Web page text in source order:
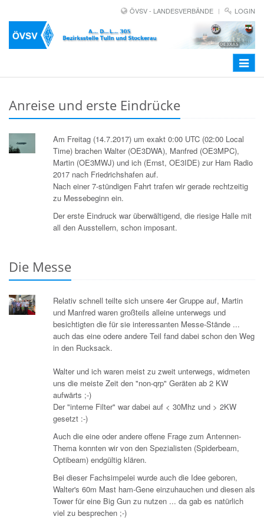
ÖVSV - LANDESVERBÄNDE LOGIN
Toggle
Anreise und erste Eindrücke
Am Freitag (14.7.2017) um exakt 0:00 UTC (02:00 Local
Time) brachen Walter (OE3DWA), Manfred (OE3MPC),
Martin (OE3MWJ) und ich (Ernst, OE3IDE) zur Ham Radio
2017 nach Friedrichshafen auf.
Nach einer 7-stündigen Fahrt trafen wir gerade rechtzeitig
zu Messebeginn ein.
Der erste Eindruck war überwältigend, die riesige Halle mit
all den Ausstellern, schon imposant.
Die Messe
Relativ schnell teilte sich unsere 4er Gruppe auf, Martin
und Manfred waren großteils alleine unterwegs und
besichtigten die für sie interessanten Messe-Stände ...
auch das eine odere andere Teil fand dabei schon den Weg
in den Rucksack.
Walter und ich waren meist zu zweit unterwegs, widmeten
uns die meiste Zeit den "non-qrp" Geräten ab 2 KW
aufwärts ;-)
Der "interne Filter" war dabei auf < 30Mhz und > 2KW
gesetzt :-)
Auch die eine oder andere offene Frage zum Antennen-
Thema konnten wir von den Spezialisten (Spiderbeam,
Optibeam) endgültig klären.
Bei dieser Fachsimpelei wurde auch die Idee geboren,
Walter's 60m Mast ham-Gene einzuhauchen und diesen als
Tower für eine Big Gun zu nutzen ... da gab es natürlich
viel zu besprechen ;-)